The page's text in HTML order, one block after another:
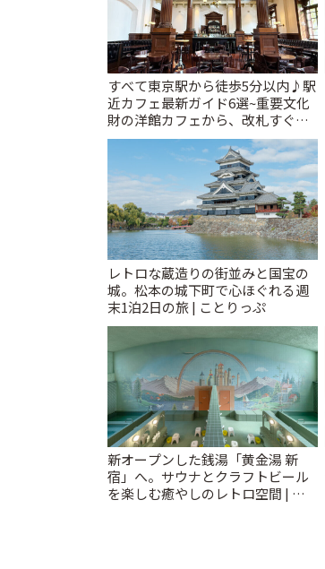
すべて東京駅から徒歩5分以内♪駅
近カフェ最新ガイド6選~重要文化
財の洋館カフェから、改札すぐの
レトロ喫茶まで~ | ことりっぷ
レトロな蔵造りの街並みと国宝の
城。松本の城下町で心ほぐれる週
末1泊2日の旅 | ことりっぷ
新オープンした銭湯「黄金湯 新
宿」へ。サウナとクラフトビール
を楽しむ癒やしのレトロ空間 | こ